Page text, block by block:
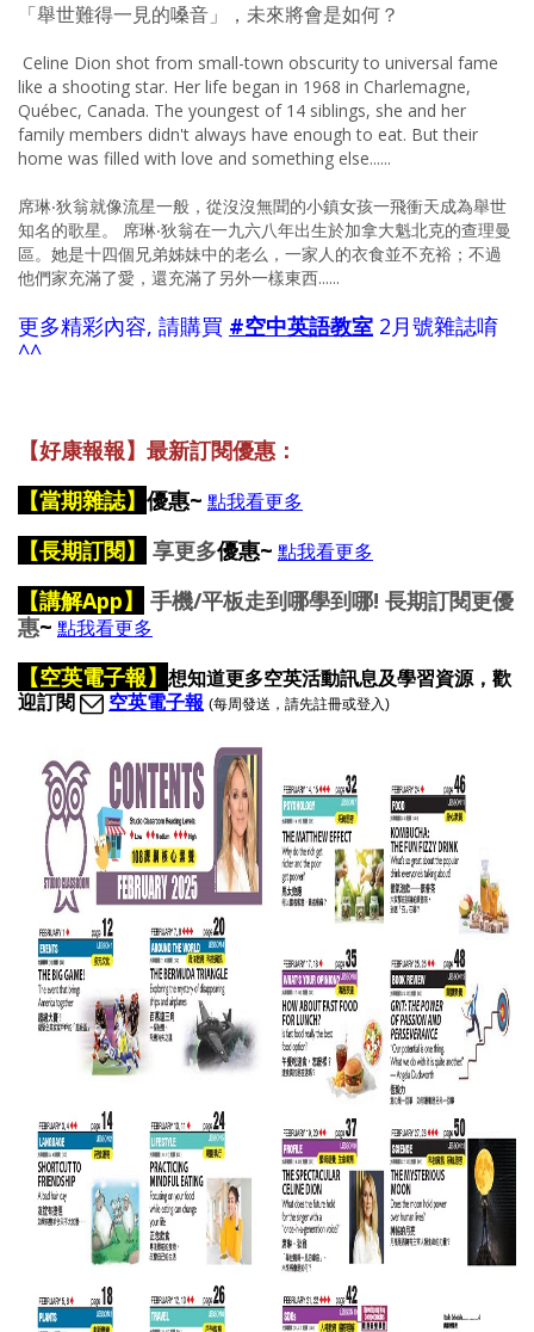
「舉世難得一見的嗓音」，未來將會是如何？
Celine Dion shot from small-town obscurity to universal fame
like a shooting star. Her life began in 1968 in Charlemagne,
Québec, Canada. The youngest of 14 siblings, she and her
family members didn't always have enough to eat. But their
home was filled with love and something else......
席琳‧狄翁就像流星一般，從沒沒無聞的小鎮女孩一飛衝天成為舉世
知名的歌星。 席琳‧狄翁在一九六八年出生於加拿大魁北克的查理曼
區。她是十四個兄弟姊妹中的老么，一家人的衣食並不充裕；不過
他們家充滿了愛，還充滿了另外一樣東西......
更多精彩內容, 請購買 #空中英語教室 2月號雜誌唷
^^
【好康報報】最新訂閱優惠：
【當期雜誌】 優惠~ 點我看更多
【長期訂閱】 享更多優惠~ 點我看更多
【講解App】
手機/平板走到哪學到哪! 長期訂閱更優
惠~ 點我看更多
【空英電子報】 想知道更多空英活動訊息及學習資源，歡
迎訂閱
空英電子報 (每周發送，請先註冊或登入)